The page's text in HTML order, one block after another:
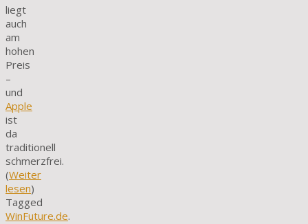
liegt
auch
am
hohen
Preis
–
und
Apple
ist
da
traditionell
schmerzfrei.
(Weiter
lesen)
Tagged
WinFuture.de.